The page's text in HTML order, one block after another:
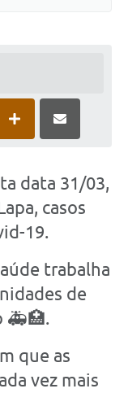
data 31/03,
casos
19.
trabalha
de
🚑🏥.
que as
vez mais